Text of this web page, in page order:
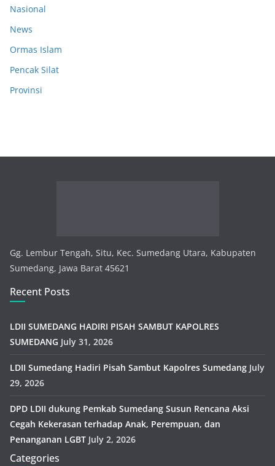
Nasional
News
Ormas Islam
Pencak Silat
Provinsi
Gg. Lembur Tengah, Situ, Kec. Sumedang Utara, Kabupaten
Sumedang, Jawa Barat 45621
Recent Posts
LDII SUMEDANG HADIRI PISAH SAMBUT KAPOLRES
SUMEDANG July 31, 2026
LDII Sumedang Hadiri Pisah Sambut Kapolres Sumedang July
29, 2026
DPD LDII dukung Pemkab Sumedang Susun Rencana Aksi
Cegah Kekerasan terhadap Anak, Perempuan, dan
Penanganan LGBT July 2, 2026
Categories